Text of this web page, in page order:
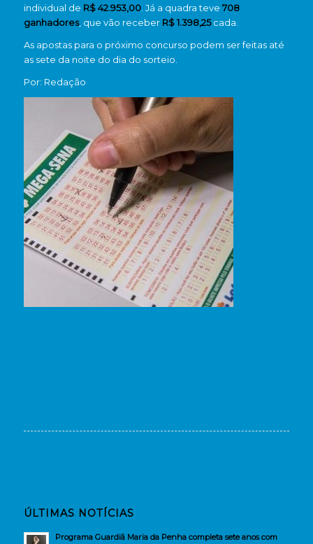
individual de R$ 42.953,00. Já a quadra teve 708
ganhadores, que vão receber R$ 1.398,25cada.
As apostas para o próximo concurso podem ser feitas até
as sete da noite do dia do sorteio.
Por: Redação
ÚLTIMAS NOTÍCIAS
Programa Guardiã Maria da Penha completa sete anos com